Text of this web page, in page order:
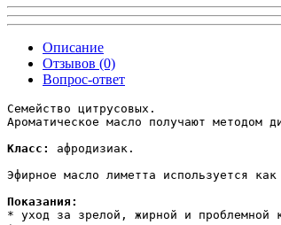
Описание
Отзывов (0)
Вопрос-ответ
Семейство цитрусовых.
Ароматическое масло получают
Класс:
афродизиак.
Эфирное масло лиметта используется
Показания:
* уход за зрелой, жирной и проблемной